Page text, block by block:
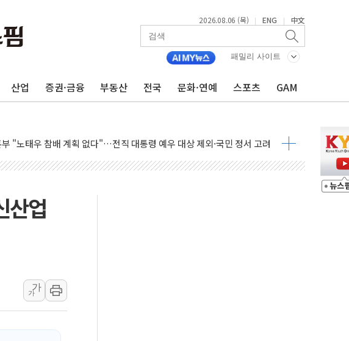
2026.08.06 (목) | ENG | 中文
패밀리 사이트
산업 증권·금융 부동산 전국 문화·연예 스포츠 GAM
령 "기후재난 뉴노멀…주거·전력 인프라 개선 예산 반영 검토"
"서민 전·월세 외면한 세제개편"…용산공원 훼손 안 돼
테라퓨틱스 '자큐보', 인도 품목허가…해외 첫 허가
'여론조사 대납' 항소심 21일 첫 공판…1심은 시장직 상실형
합수본 참여' 여부 논란...법조계 "법적근거 없어, 위법수집증거 가능성"
생제 개구리' 파장 확산, 식품안전 점검 강화
이어지는 서울... 39도 기록
령 "40도 폭염, 외신에서나 보던 일"…전방위 대응 지시
산업
가
가